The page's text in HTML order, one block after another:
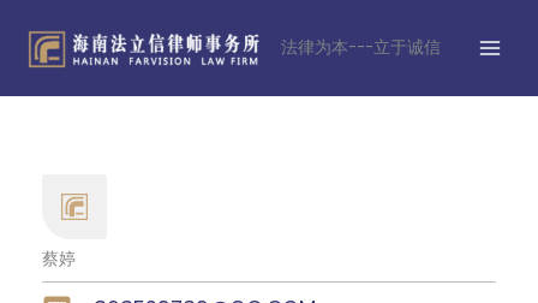
容
法律为本---立于诚信
蔡婷